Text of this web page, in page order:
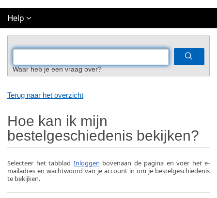
Help
Waar heb je een vraag over?
Terug naar het overzicht
Hoe kan ik mijn
bestelgeschiedenis bekijken?
Selecteer het tabblad Inloggen bovenaan de pagina en voer het e-
mailadres en wachtwoord van je account in om je bestelgeschiedenis
te bekijken.